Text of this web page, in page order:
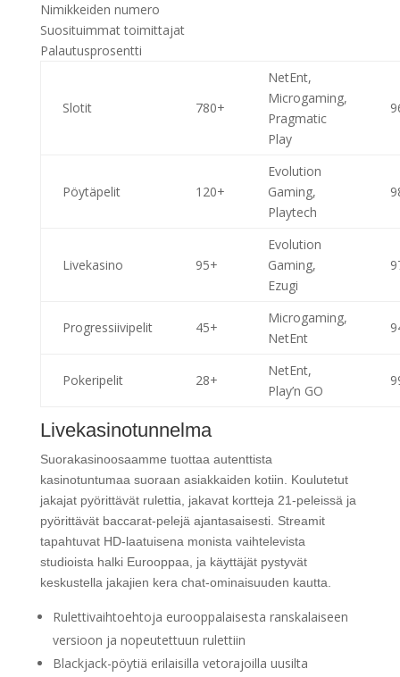
Nimikkeiden numero
Suosituimmat toimittajat
Palautusprosentti
Slotit 780+
NetEnt,
Microgaming,
Pragmatic
Play
Pöytäpelit 120+
Evolution
Gaming,
Playtech
Livekasino 95+
Evolution
Gaming,
Ezugi
Progressiivipelit 45+
Microgaming,
NetEnt
Pokeripelit 28+
NetEnt,
Play’n GO
Livekasinotunnelma
Suorakasinoosaamme tuottaa autenttista
kasinotuntumaa suoraan asiakkaiden kotiin. Koulutetut
jakajat pyörittävät rulettia, jakavat kortteja 21-peleissä ja
pyörittävät baccarat-pelejä ajantasaisesti. Streamit
tapahtuvat HD-laatuisena monista vaihtelevista
studioista halki Eurooppaa, ja käyttäjät pystyvät
keskustella jakajien kera chat-ominaisuuden kautta.
Rulettivaihtoehtoja eurooppalaisesta ranskalaiseen
versioon ja nopeutettuun rulettiin
Blackjack-pöytiä erilaisilla vetorajoilla uusilta